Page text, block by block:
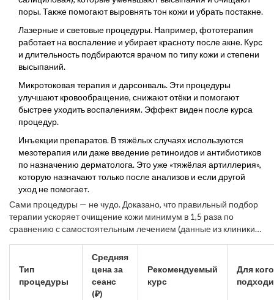
поры. Также помогают выровнять тон кожи и убрать постакне.
Лазерные и световые процедуры. Например, фототерапия
работает на воспаление и убирает красноту после акне. Курс
и длительность подбираются врачом по типу кожи и степени
высыпаний.
Микротоковая терапия и дарсонваль. Эти процедуры
улучшают кровообращение, снижают отёки и помогают
быстрее уходить воспалениям. Эффект виден после курса
процедур.
Инъекции препаратов. В тяжёлых случаях используются
мезотерапия или даже введение ретиноидов и антибиотиков
по назначению дерматолога. Это уже «тяжёлая артиллерия»,
которую назначают только после анализов и если другой
уход не помогает.
Сами процедуры — не чудо. Доказано, что правильный подбор
терапии ускоряет очищение кожи минимум в 1,5 раза по
сравнению с самостоятельным лечением (данные из клиники
Тип
процедуры
Средняя
цена за
сеанс
(₽)
Рекомендуемый
курс
Для кого